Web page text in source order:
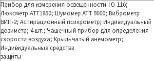
Прибор для измерения освещенностиЮ-116;
ЛюксметрАТТ1850; Шумомер АТТ 9000; Виброметр
ВИП-2; Аспирационный психрометр; Индивидуальный
дозиметр; 4 шт.; Чашечный прибор для определения
скорости воздуха; Крыльчатый анемометр;
Индивидуальные средства
защиты